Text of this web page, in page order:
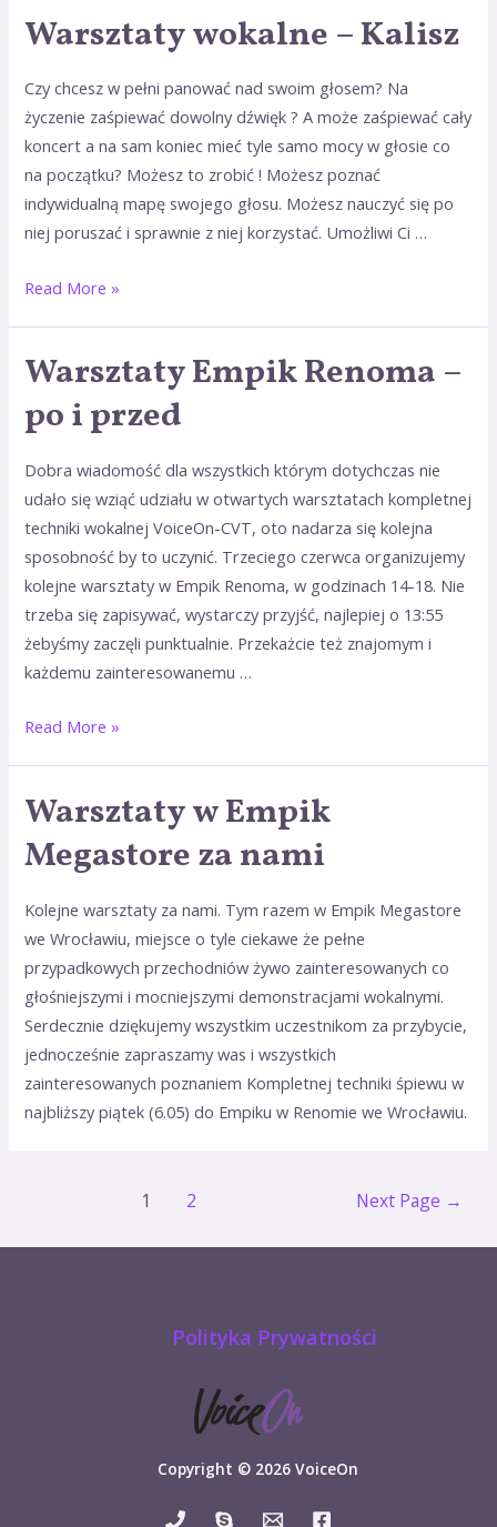
Warsztaty wokalne – Kalisz
Czy chcesz w pełni panować nad swoim głosem? Na
życzenie zaśpiewać dowolny dźwięk ? A może zaśpiewać cały
koncert a na sam koniec mieć tyle samo mocy w głosie co
na początku? Możesz to zrobić ! Możesz poznać
indywidualną mapę swojego głosu. Możesz nauczyć się po
niej poruszać i sprawnie z niej korzystać. Umożliwi Ci …
Warsztaty
–
Kalisz
Read More »
Warsztaty Empik Renoma –
po i przed
Dobra wiadomość dla wszystkich którym dotychczas nie
udało się wziąć udziału w otwartych warsztatach kompletnej
techniki wokalnej VoiceOn-CVT, oto nadarza się kolejna
sposobność by to uczynić. Trzeciego czerwca organizujemy
kolejne warsztaty w Empik Renoma, w godzinach 14-18. Nie
trzeba się zapisywać, wystarczy przyjść, najlepiej o 13:55
żebyśmy zaczęli punktualnie. Przekażcie też znajomym i
każdemu zainteresowanemu …
Warsztaty
Renoma
po
i
przed
Read More »
Warsztaty w Empik
Megastore za nami
Kolejne warsztaty za nami. Tym razem w Empik Megastore
we Wrocławiu, miejsce o tyle ciekawe że pełne
przypadkowych przechodniów żywo zainteresowanych co
głośniejszymi i mocniejszymi demonstracjami wokalnymi.
Serdecznie dziękujemy wszystkim uczestnikom za przybycie,
jednocześnie zapraszamy was i wszystkich
zainteresowanych poznaniem Kompletnej techniki śpiewu w
najbliższy piątek (6.05) do Empiku w Renomie we Wrocławiu.
1 2 Next Page →
Polityka Prywatności
Copyright © 2026 VoiceOn